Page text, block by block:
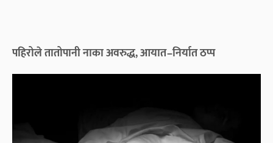
पहिरोले तातोपानी नाका अवरुद्ध, आयात–निर्यात ठप्प